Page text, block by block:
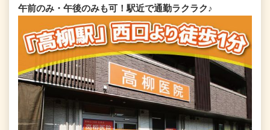
午前のみ・午後のみも可！駅近で通勤ラクラク♪